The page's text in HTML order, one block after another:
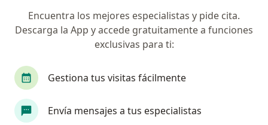
Encuentra los mejores especialistas y pide cita.
Descarga la App y accede gratuitamente a funciones
exclusivas para ti:
Gestiona tus visitas fácilmente
Envía mensajes a tus especialistas
Atrofia mamaria en Bogotá
Hipertrofia mamaria en Bogotá
Ptosis mamaria en Bogotá
Ver más (15)